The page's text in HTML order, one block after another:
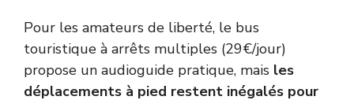
Pour les amateurs de liberté, le bus
touristique à arrêts multiples (29€/jour)
propose un audioguide pratique, mais les
déplacements à pied restent inégalés pour